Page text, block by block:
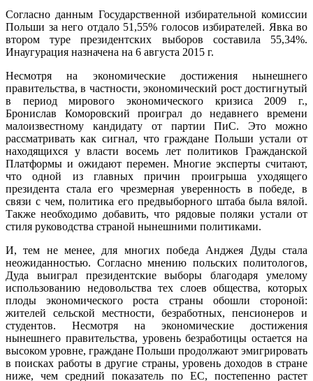
Согласно данным Государственной избирательной комиссии
Польши за него отдало 51,55% голосов избирателей. Явка во
втором туре президентских выборов составила 55,34%.
Инаугурация назначена на 6 августа 2015 г.
Несмотря на экономические достижения нынешнего
правительства, в частности, экономический рост достигнутый
в период мирового экономического кризиса 2009 г.,
Бронислав Коморовский проиграл до недавнего времени
малоизвестному кандидату от партии ПиС. Это можно
рассматривать как сигнал, что граждане Польши устали от
находящихся у власти восемь лет политиков Гражданской
Платформы и ожидают перемен. Многие эксперты считают,
что одной из главных причин проигрыша уходящего
президента стала его чрезмерная уверенность в победе, в
связи с чем, политика его предвыборного штаба была вялой.
Также необходимо добавить, что рядовые поляки устали от
стиля руководства страной нынешними политиками.
И, тем не менее, для многих победа Анджея Дуды стала
неожиданностью. Согласно мнению польских политологов,
Дуда выиграл президентские выборы благодаря умелому
использованию недовольства тех слоев общества, которых
плоды экономического роста страны обошли стороной:
жителей сельской местности, безработных, пенсионеров и
студентов. Несмотря на экономические достижения
нынешнего правительства, уровень безработицы остается на
высоком уровне, граждане Польши продолжают эмигрировать
в поисках работы в другие страны, уровень доходов в стране
ниже, чем средний показатель по ЕС, постепенно растет